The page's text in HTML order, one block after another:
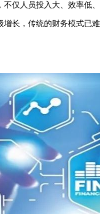
仅人员投入大、效率低
长，传统的财务模式已